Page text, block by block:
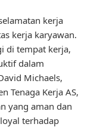
kerja
kerja karyawan.
di tempat kerja,
dalam
Michaels,
Tenaga Kerja AS,
yang aman dan
terhadap